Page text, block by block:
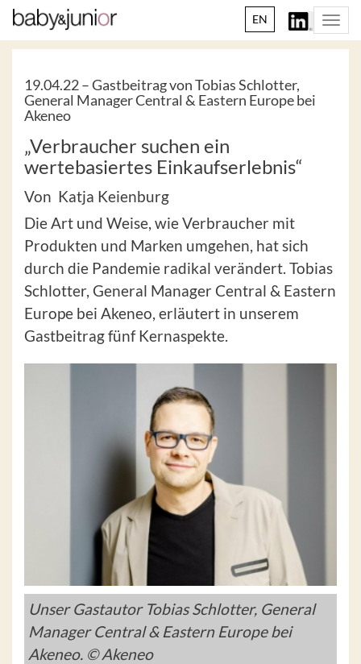
EN
19.04.22 –Gastbeitrag von Tobias Schlotter,
General Manager Central & Eastern Europe bei
Akeneo
„Verbraucher suchen ein
wertebasiertes Einkaufserlebnis“
Von Katja Keienburg
Die Art und Weise, wie Verbraucher mit
Produkten und Marken umgehen, hat sich
durch die Pandemie radikal verändert. Tobias
Schlotter, General Manager Central & Eastern
Europe bei Akeneo, erläutert in unserem
Gastbeitrag fünf Kernaspekte.
Unser Gastautor Tobias Schlotter, General
Manager Central & Eastern Europe bei
Akeneo. © Akeneo